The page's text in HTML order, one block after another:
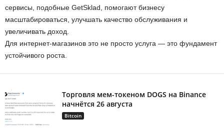
сервисы, подобные GetSklad, помогают бизнесу
масштабироваться, улучшать качество обслуживания и
увеличивать доход.
Для интернет-магазинов это не просто услуга — это фундамент
устойчивого роста.
Торговля мем-токеном DOGS на Binance
начнётся 26 августа
Bitcoin